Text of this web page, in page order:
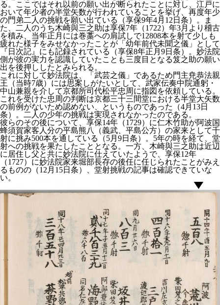
る。ここではそれ以前の願い出が断られたことに対し、江戸に
おいて年少者の半堂矢数が行われていることを挙げ、再度年少
の門弟二人の挑戦を願い出ている（享保9年4月12日条）。ま
た、二人のうち木崎與三之助は享保7年（1722）年3月より稽古
を積み、当年正月には巻藁への肩試しで12808本を射て少しも
疲れた様子をみせなかったことが「幼年前代未聞之儀」として
『日次記』にも記録されている（享保8年正月9日条）。妙法院
側が彼の実力を認識していたことも三度目となる笈之助の願い
出を後押ししたとみられる。
これに対して妙法院は、「武芸之儀」であるため門主尭恭法親
王（当時7歳）には思案しがたいとして、武家伝奏中院通躬・
中山兼親を介して京都所司代松平忠周に指図を依頼している。
これを受けた忠周の判断は京都三十三間堂における半堂大矢数
の前例がないため認めない、というものであった（4月13日
条）。二人の少年の挑戦は実現されなかったのである。
彼らのその後について、享保14年（1729）に仁木竹助が阿波国
蜂須賀家客人分の平島熊八（義武、平島公方）の家来として千
射に挑み500本を通している（5月9日条）。5年の時を経て、堂
射への挑戦を果たしたこととなる。一方、木崎與三之助は近辺
に居住し父と共に妙法院に仕えていたようで、享保12年
（1727）に妙法院家来堀部長存の後任に任じられたことがみえ
るものの（12月15日条）、堂射挑戦の記事は確認できていな
い。